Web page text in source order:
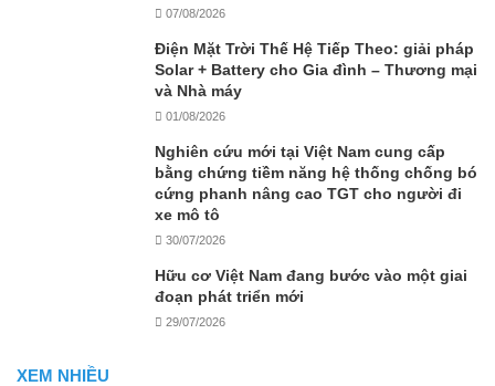
07/08/2026
Điện Mặt Trời Thế Hệ Tiếp Theo: giải pháp
Solar + Battery cho Gia đình – Thương mại
và Nhà máy
01/08/2026
Nghiên cứu mới tại Việt Nam cung cấp
bằng chứng tiềm năng hệ thống chống bó
cứng phanh nâng cao TGT cho người đi
xe mô tô
30/07/2026
Hữu cơ Việt Nam đang bước vào một giai
đoạn phát triển mới
29/07/2026
XEM NHIỀU